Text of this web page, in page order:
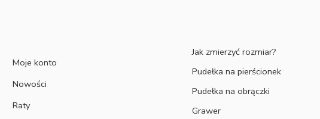
Moje konto
Nowości
Raty
Jak zmierzyć rozmiar?
Pudełka na pierścionek
Pudełka na obrączki
Grawer